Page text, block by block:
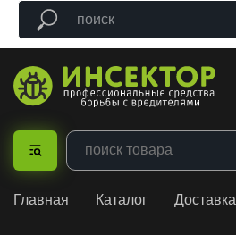
Главная Каталог Доставка